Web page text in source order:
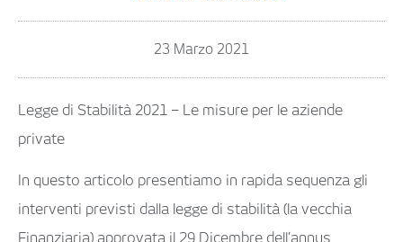
23 Marzo 2021
Legge di Stabilità 2021 – Le misure per le aziende
private
In questo articolo presentiamo in rapida sequenza gli
interventi previsti dalla legge di stabilità (la vecchia
Finanziaria) approvata il 29 Dicembre dell’annus